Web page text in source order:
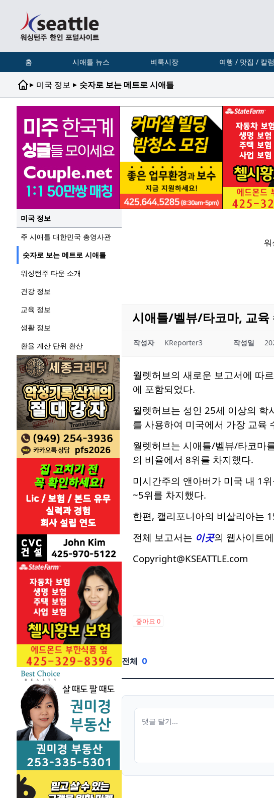
홈 시애틀 뉴스 벼룩시장 여행 / 맛집 / 칼럼
▸ 미국 정보 ▸ 숫자로 보는 메트로 시애틀
미국 정보
주 시애틀 대한민국 총영사관
숫자로 보는 메트로 시애틀
워싱턴주 타운 소개
건강 정보
교육 정보
생활 정보
환율 계산 단위 환산
워
시애틀/벨뷰/타코마, 교육
작성자 KReporter3 작성일
월렛허브의 새로운 보고서에 따
에 포함되었다.
월렛허브는 성인 25세 이상의 학
를 사용하여 미국에서 가장 교육
월렛허브는 시애틀/벨뷰/타코마
의 비율에서 8위를 차지했다.
미시간주의 앤아버가 미국 내 1
~5위를 차지했다.
한편, 캘리포니아의 비살리아는
전체 보고서는 이곳의 웹사이트
Copyright@KSEATTLE.com
좋아요 0
전체 0